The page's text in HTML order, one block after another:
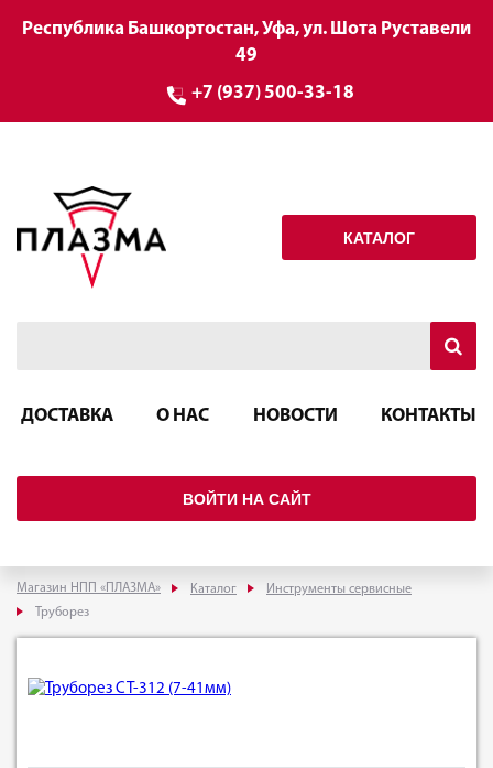
Республика Башкортостан, Уфа, ул. Шота Руставели
49
+7 (937) 500-33-18
КАТАЛОГ
ДОСТАВКА О НАС НОВОСТИ КОНТАКТЫ
ВОЙТИ НА САЙТ
Магазин НПП «ПЛАЗМА» Каталог
Инструменты сервисные
Труборез